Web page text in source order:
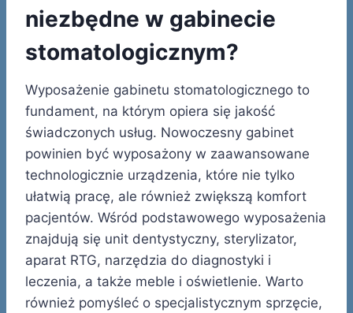
niezbędne w gabinecie
stomatologicznym?
Wyposażenie gabinetu stomatologicznego to
fundament, na którym opiera się jakość
świadczonych usług. Nowoczesny gabinet
powinien być wyposażony w zaawansowane
technologicznie urządzenia, które nie tylko
ułatwią pracę, ale również zwiększą komfort
pacjentów. Wśród podstawowego wyposażenia
znajdują się unit dentystyczny, sterylizator,
aparat RTG, narzędzia do diagnostyki i
leczenia, a także meble i oświetlenie. Warto
również pomyśleć o specjalistycznym sprzęcie,